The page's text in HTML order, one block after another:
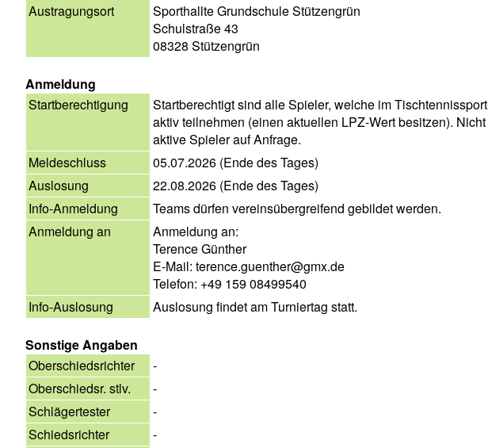
Austragungsort
Sporthallte Grundschule Stützengrün
Schulstraße 43
08328 Stützengrün
Anmeldung
Startberechtigung
Startberechtigt sind alle Spieler, welche im Tischtennissport
aktiv teilnehmen (einen aktuellen LPZ-Wert besitzen). Nicht
aktive Spieler auf Anfrage.
Meldeschluss
05.07.2026 (Ende des Tages)
Auslosung
22.08.2026 (Ende des Tages)
Info-Anmeldung
Teams dürfen vereinsübergreifend gebildet werden.
Anmeldung an
Anmeldung an:
Terence Günther
E-Mail: terence.guenther@gmx.de
Telefon: +49 159 08499540
Info-Auslosung
Auslosung findet am Turniertag statt.
Sonstige Angaben
Oberschiedsrichter
-
Oberschiedsr. stlv.
-
Schlägertester
-
Schiedsrichter
-